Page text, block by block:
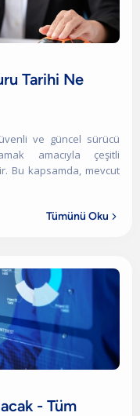
Tarihi Ne
ve güncel sürücü
amacıyla çeşitli
Bu kapsamda, mevcut
Tümünü Oku 
- Tüm